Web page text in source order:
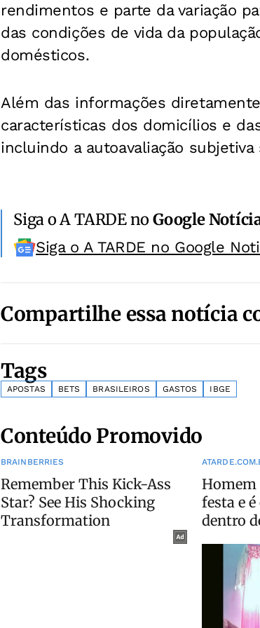
rendimentos e parte da variação
das condições de vida da
domésticos.
Além das informações
características dos domicílios e
incluindo a autoavaliação
Siga o A TARDE noGoogle
Siga o A TARDE no Google
Compartilhe essa notícia
Tags
APOSTAS BETS BRASILEIROS GASTOS IBGE